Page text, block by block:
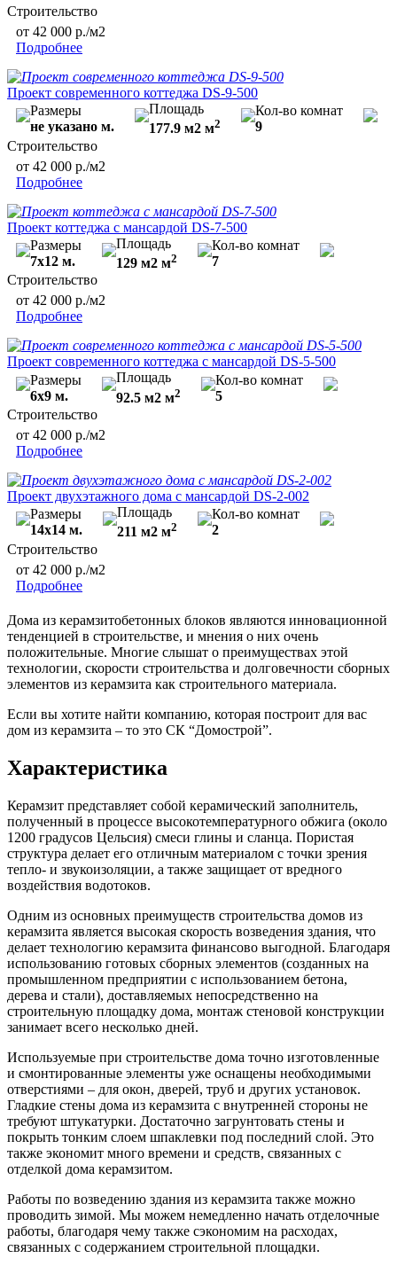
Строительство
от 42 000 р./м2
Подробнее
Проект современного коттеджа DS-9-500
Размеры
не указано м.
Площадь
177.9 м2 м2
Кол-во комнат
9
Строительство
от 42 000 р./м2
Подробнее
Проект коттеджа с мансардой DS-7-500
Размеры
7х12 м.
Площадь
129 м2 м2
Кол-во комнат
7
Строительство
от 42 000 р./м2
Подробнее
Проект современного коттеджа с мансардой DS-5-500
Размеры
6х9 м.
Площадь
92.5 м2 м2
Кол-во комнат
5
Строительство
от 42 000 р./м2
Подробнее
Проект двухэтажного дома с мансардой DS-2-002
Размеры
14х14 м.
Площадь
211 м2 м2
Кол-во комнат
2
Строительство
от 42 000 р./м2
Подробнее
Дома из керамзитобетонных блоков являются инновационной
тенденцией в строительстве, и мнения о них очень
положительные. Многие слышат о преимуществах этой
технологии, скорости строительства и долговечности сборных
элементов из керамзита как строительного материала.
Если вы хотите найти компанию, которая построит для вас
дом из керамзита – то это СК “Домострой”.
Характеристика
Керамзит представляет собой керамический заполнитель,
полученный в процессе высокотемпературного обжига (около
1200 градусов Цельсия) смеси глины и сланца. Пористая
структура делает его отличным материалом с точки зрения
тепло- и звукоизоляции, а также защищает от вредного
воздействия водотоков.
Одним из основных преимуществ строительства домов из
керамзита является высокая скорость возведения здания, что
делает технологию керамзита финансово выгодной. Благодаря
использованию готовых сборных элементов (созданных на
промышленном предприятии с использованием бетона,
дерева и стали), доставляемых непосредственно на
строительную площадку дома, монтаж стеновой конструкции
занимает всего несколько дней.
Используемые при строительстве дома точно изготовленные
и смонтированные элементы уже оснащены необходимыми
отверстиями – для окон, дверей, труб и других установок.
Гладкие стены дома из керамзита с внутренней стороны не
требуют штукатурки. Достаточно загрунтовать стены и
покрыть тонким слоем шпаклевки под последний слой. Это
также экономит много времени и средств, связанных с
отделкой дома керамзитом.
Работы по возведению здания из керамзита также можно
проводить зимой. Мы можем немедленно начать отделочные
работы, благодаря чему также сэкономим на расходах,
связанных с содержанием строительной площадки.